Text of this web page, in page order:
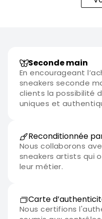
Seconde main
En encourageant
sneakers seconde
clients la possibilité
uniques et
Reconditionnée
Nous collaborons
sneakers artists qui
leur métier.
Carte
Nous certifions